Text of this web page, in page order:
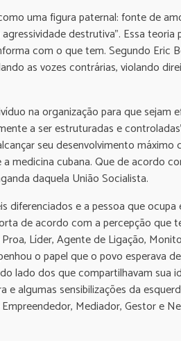
uma figura paternal: fonte de
destrutiva”. Essa teoria
com o que tem. Segundo Eric
as vozes contrárias, violando
na organização para que sejam
a ser estruturadas e
seu desenvolvimento
medicina cubana. Que de acordo
daquela União Socialista.
diferenciados e a pessoa que
de acordo com a percepção que
Líder, Agente de Ligação,
o papel que o povo esperava
lado dos que compartilhavam sua
algumas sensibilizações da
Mediador, Gestor e